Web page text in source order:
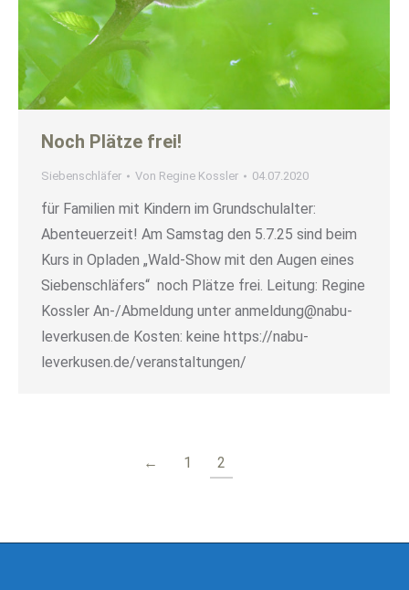
Noch Plätze frei!
Siebenschläfer Von Regine Kossler 04.07.2020
für Familien mit Kindern im Grundschulalter:
Abenteuerzeit! Am Samstag den 5.7.25 sind beim
Kurs in Opladen „Wald-Show mit den Augen eines
Siebenschläfers“ noch Plätze frei. Leitung: Regine
Kossler An-/Abmeldung unter anmeldung@nabu-
leverkusen.de Kosten: keine https://nabu-
leverkusen.de/veranstaltungen/
← 1 2